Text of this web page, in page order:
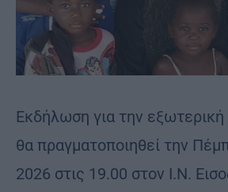
Εκδήλωση για την
θα πραγματοποιηθεί την
2026 στις 19.00 στον Ι.Ν.